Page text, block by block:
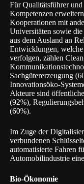
Für Qualitätsführer
Kompetenzen
Kooperationen mit
Universitäten sowie
aus dem Ausland an
Entwicklungen,
verfolgen, zählen
Sachgütererzeugung
Innovationsöko-
Akteure sind
(92%),
(60%).
Im Zuge der
verbundenen
automatisierte Fahren
Automobilindustrie
Bio-Ökonomie